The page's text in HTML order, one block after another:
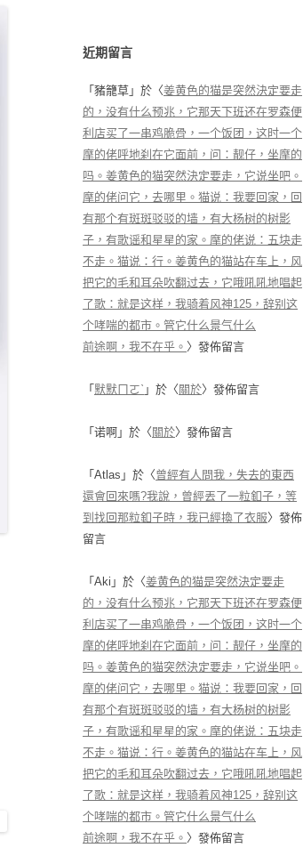
近期留言
「 豬籠草 」於〈姜黄色的猫是突然決定要走
的，没有什么预兆，它那天下班还在罗森便
利店买了一串鸡脆骨，一个饭团，这时一个
摩的佬呼地刹在它面前，问：靓仔，坐摩的
吗。姜黄色的猫突然決定要走，它说坐吧。
摩的佬问它，去哪里。猫说：我要回家，回
有那个有斑斑驳驳的墙，有大杨树的树影
子，有歌谣和星星的家。摩的佬说：五块走
不走。猫说：行。姜黄色的猫站在车上，风
把它的毛和耳朵吹翻过去，它哦吼吼地唱起
了歌：就是这样，我骑着风神125，辞别这
个哮喘的都市。管它什么景气什么
前途啊，我不在乎。 〉發佈留言
「 默默ㄇㄛˋ 」於〈 關於〉發佈留言
「 诺啊 」於〈 關於〉發佈留言
「 Atlas 」於〈曾經有人問我，失去的東西
還會回來嗎?我說，曾經丟了一粒釦子，等
到找回那粒釦子時，我已經換了衣服〉發佈
留言
「 Aki 」於〈姜黄色的猫是突然決定要走
的，没有什么预兆，它那天下班还在罗森便
利店买了一串鸡脆骨，一个饭团，这时一个
摩的佬呼地刹在它面前，问：靓仔，坐摩的
吗。姜黄色的猫突然決定要走，它说坐吧。
摩的佬问它，去哪里。猫说：我要回家，回
有那个有斑斑驳驳的墙，有大杨树的树影
子，有歌谣和星星的家。摩的佬说：五块走
不走。猫说：行。姜黄色的猫站在车上，风
把它的毛和耳朵吹翻过去，它哦吼吼地唱起
了歌：就是这样，我骑着风神125，辞别这
个哮喘的都市。管它什么景气什么
前途啊，我不在乎。 〉發佈留言